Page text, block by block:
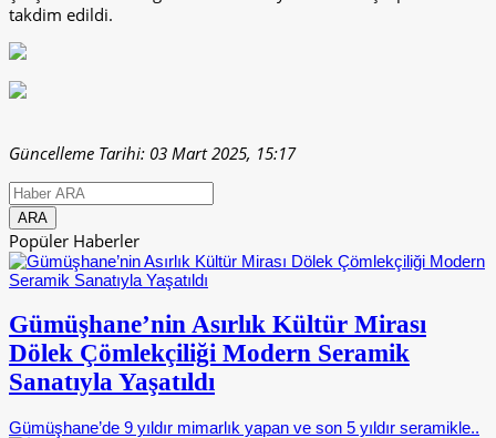
takdim edildi.
Güncelleme Tarihi: 03 Mart 2025, 15:17
Popüler Haberler
Gümüşhane’nin Asırlık Kültür Mirası
Dölek Çömlekçiliği Modern Seramik
Sanatıyla Yaşatıldı
Gümüşhane’de 9 yıldır mimarlık yapan ve son 5 yıldır seramikle..